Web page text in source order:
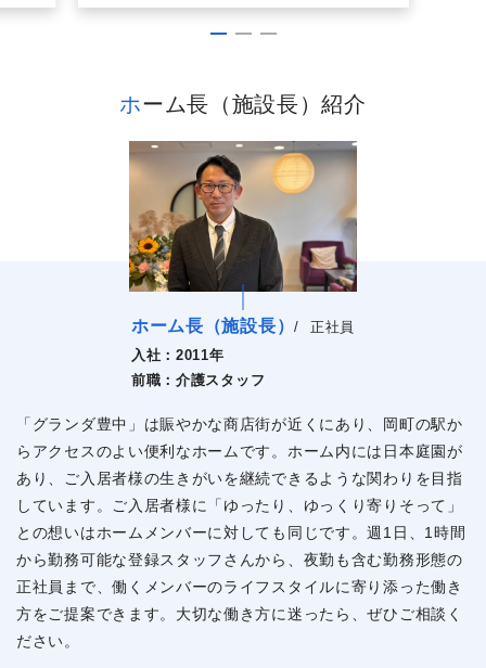
ホーム長（施設長）紹介
ホーム長（施設長）/
正社員
入社：2011年
前職：介護スタッフ
「グランダ豊中」は賑やかな商店街が近くにあり、岡町の駅か
らアクセスのよい便利なホームです。ホーム内には日本庭園が
あり、ご入居者様の生きがいを継続できるような関わりを目指
しています。ご入居者様に「ゆったり、ゆっくり寄りそって」
との想いはホームメンバーに対しても同じです。週1日、1時間
から勤務可能な登録スタッフさんから、夜勤も含む勤務形態の
正社員まで、働くメンバーのライフスタイルに寄り添った働き
方をご提案できます。大切な働き方に迷ったら、ぜひご相談く
ださい。